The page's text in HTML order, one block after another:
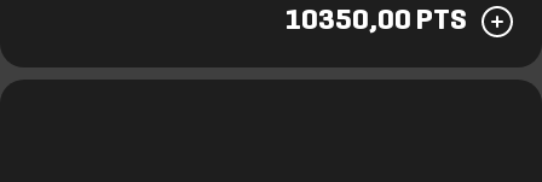
10350,00 PTS